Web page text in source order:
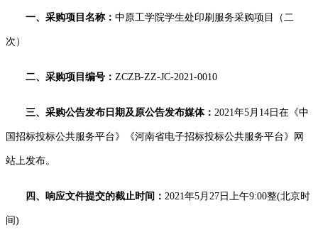
一、采购项目名称 ： 中原工学院学生处印刷服务采购项目 （二
次）
二、采购项目编号： ZCZB-ZZ-JC-2021-0010
三、采购公告发布日期及原公告发布媒体： 2021年5月 14 日在 《中
国招标投标公共服务平台》《河南省电子招标投标公共服务平台》 网
站上发布。
四、 响应文件提交的截止时间 ： 2021年5月 27 日 上午9:00整(北京时
间)